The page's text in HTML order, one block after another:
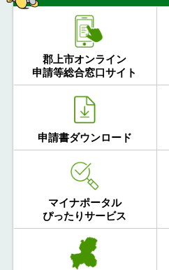
郡上市オンライン
申請等総合窓口サイト
申請書ダウンロード
マイナポータル
ぴったりサービス